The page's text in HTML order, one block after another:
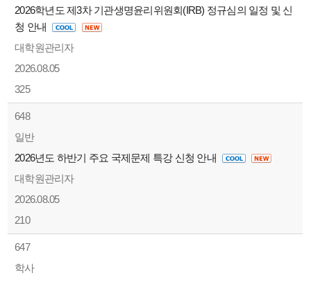
2026학년도 제3차 기관생명윤리위원회(IRB) 정규심의 일정 및 신
청 안내
대학원관리자
2026.08.05
325
648
일반
2026년도 하반기 주요 국제문제 특강 신청 안내
대학원관리자
2026.08.05
210
647
학사